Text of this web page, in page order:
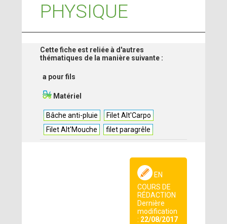
PHYSIQUE
Cette fiche est reliée à d'autres
thématiques de la manière suivante :
a pour fils
Matériel
Bâche anti-pluie
Filet Alt'Carpo
Filet Alt'Mouche
filet paragrêle
EN
COURS DE
RÉDACTION
Dernière
modification
: 22/08/2017